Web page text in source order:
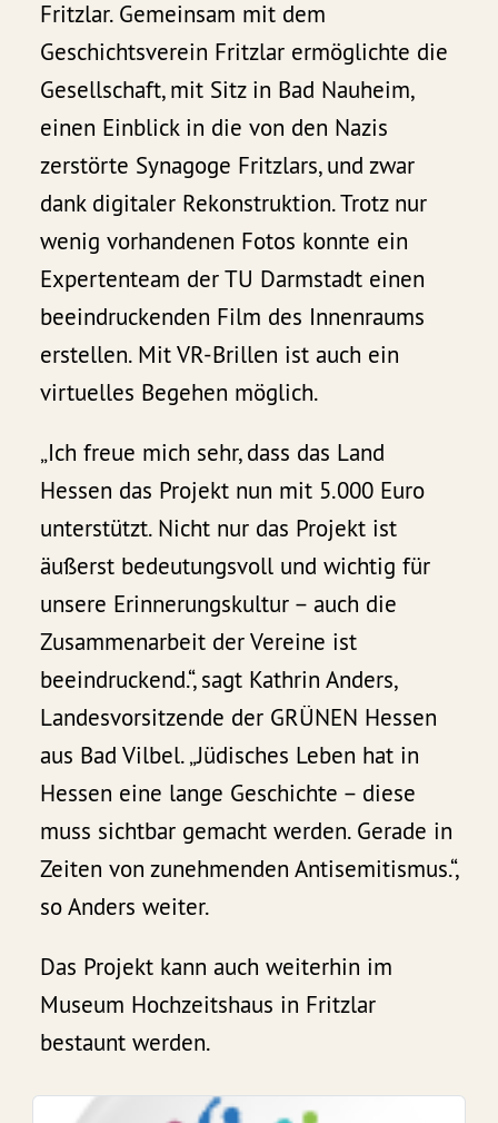
Fritzlar. Gemeinsam mit dem
Geschichtsverein Fritzlar ermöglichte die
Gesellschaft, mit Sitz in Bad Nauheim,
einen Einblick in die von den Nazis
zerstörte Synagoge Fritzlars, und zwar
dank digitaler Rekonstruktion. Trotz nur
wenig vorhandenen Fotos konnte ein
Expertenteam der TU Darmstadt einen
beeindruckenden Film des Innenraums
erstellen. Mit VR-Brillen ist auch ein
virtuelles Begehen möglich.
„Ich freue mich sehr, dass das Land
Hessen das Projekt nun mit 5.000 Euro
unterstützt. Nicht nur das Projekt ist
äußerst bedeutungsvoll und wichtig für
unsere Erinnerungskultur – auch die
Zusammenarbeit der Vereine ist
beeindruckend.“, sagt Kathrin Anders,
Landesvorsitzende der GRÜNEN Hessen
aus Bad Vilbel. „Jüdisches Leben hat in
Hessen eine lange Geschichte – diese
muss sichtbar gemacht werden. Gerade in
Zeiten von zunehmenden Antisemitismus.“,
so Anders weiter.
Das Projekt kann auch weiterhin im
Museum Hochzeitshaus in Fritzlar
bestaunt werden.